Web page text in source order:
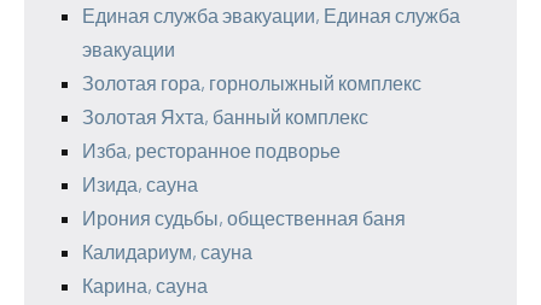
Единая служба эвакуации, Единая служба
эвакуации
Золотая гора, горнолыжный комплекс
Золотая Яхта, банный комплекс
Изба, ресторанное подворье
Изида, сауна
Ирония судьбы, общественная баня
Калидариум, сауна
Карина, сауна